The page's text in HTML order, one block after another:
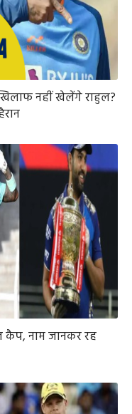
नहीं खेलेंगे राहुल?
नाम जानकर रह